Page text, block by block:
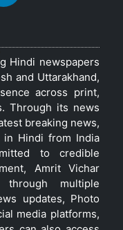
Hindi newspapers
and Uttarakhand,
across print,
Through its news
breaking news,
in Hindi from India
to credible
Amrit Vichar
multiple
updates, Photo
media platforms,